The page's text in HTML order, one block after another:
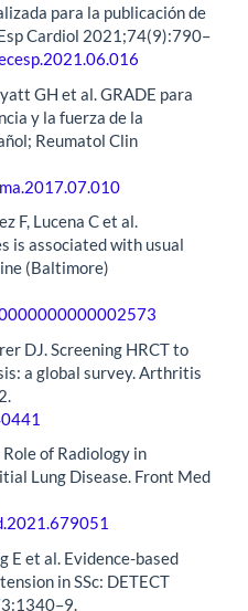
para la publicación de
Cardiol 2021;74(9):790–
GH et al. GRADE para
y la fuerza de la
Reumatol Clin
F, Lucena C et al.
is associated with usual
(Baltimore)
DJ. Screening HRCT to
a global survey. Arthritis
of Radiology in
Lung Disease. Front Med
E et al. Evidence-based
in SSc: DETECT